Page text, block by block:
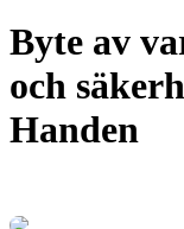
Byte av
och
Handen